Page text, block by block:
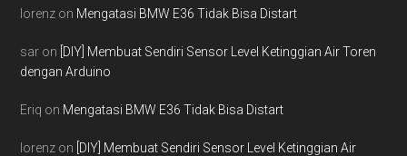
lorenz on Mengatasi BMW E36 Tidak Bisa Distart
sar on [DIY] Membuat Sendiri Sensor Level Ketinggian Air Toren
dengan Arduino
Eriq on Mengatasi BMW E36 Tidak Bisa Distart
lorenz on [DIY] Membuat Sendiri Sensor Level Ketinggian Air